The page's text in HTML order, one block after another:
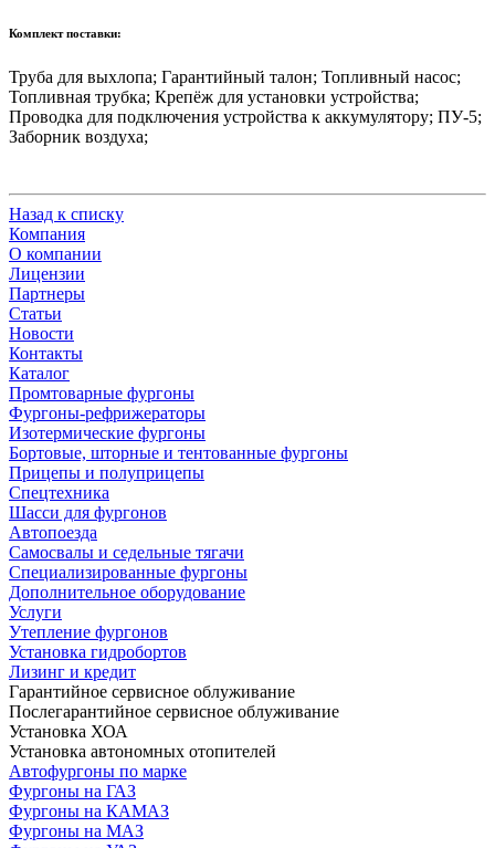
Комплект поставки:
Труба для выхлопа; Гарантийный талон; Топливный насос;
Топливная трубка; Крепёж для установки устройства;
Проводка для подключения устройства к аккумулятору; ПУ-5;
Заборник воздуха;
Назад к списку
Компания
О компании
Лицензии
Партнеры
Статьи
Новости
Контакты
Каталог
Промтоварные фургоны
Фургоны-рефрижераторы
Изотермические фургоны
Бортовые, шторные и тентованные фургоны
Прицепы и полуприцепы
Спецтехника
Шасси для фургонов
Автопоезда
Самосвалы и седельные тягачи
Специализированные фургоны
Дополнительное оборудование
Услуги
Утепление фургонов
Установка гидробортов
Лизинг и кредит
Гарантийное сервисное облуживание
Послегарантийное сервисное облуживание
Установка ХОА
Установка автономных отопителей
Автофургоны по марке
Фургоны на ГАЗ
Фургоны на КАМАЗ
Фургоны на МАЗ